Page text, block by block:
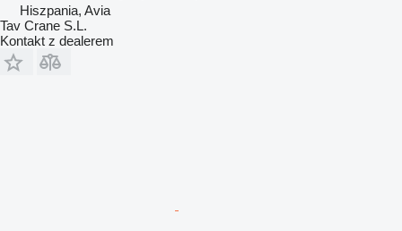
Hiszpania, Avia
Tav Crane S.L.
Kontakt z dealerem